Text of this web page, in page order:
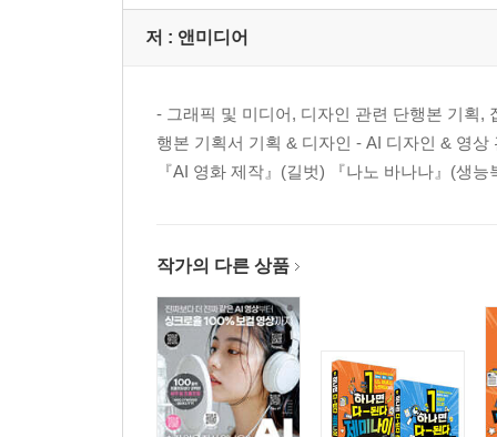
5 채널 만들기
08 | 색상 모드 활용하기 → Color Mode
1 색상 모드 알아보기
4 Lab Color 채널을 이용한 흑백 사진 만들기
09 | 채널을 이용한 마스크 활용하기 → Channel
1 채널 마스크 알아보기
2 Select and Mask로 특정 이미지 추출하기
3 가느다란 털 선택과 합성하기
저 : 앤미디어
- 그래픽 및 미디어, 디자인 관련 단행본 기획,
행본 기획서 기획 & 디자인 - AI 디자인 & 영
『AI 영화 제작』(길벗) 『나노 바나나』(생
작가의 다른 상품